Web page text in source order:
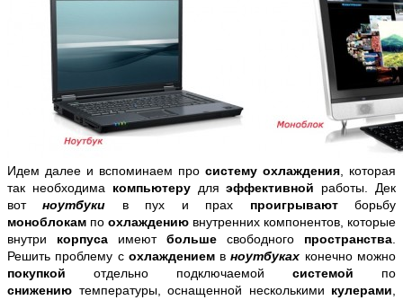
Идем далее и вспоминаем про систему охлаждения , которая
так необходима компьютеру дляэффективной работы. Дек
вотноутбуки в пух и прах проигрываютборьбу
моноблокам по охлаждению внутренних компонентов, которые
внутри корпуса имеют больше свободного пространства
Решить проблему с охлаждением вноутбуках конечно можно
покупкой отдельно подключаемой системой по
снижению температуры, оснащенной несколькими кулерами